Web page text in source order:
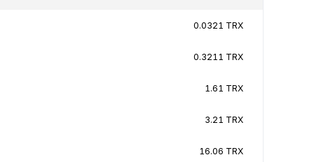
0.0321 TRX
0.3211 TRX
1.61 TRX
3.21 TRX
16.06 TRX